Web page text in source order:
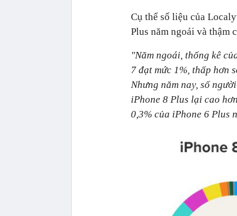
Cụ thể số liệu của
Plus năm ngoái và thậm
"Năm ngoái, thống kê
7 đạt mức 1%, thấp hơn
Nhưng năm nay, số
iPhone 8 Plus lại cao
0,3% của iPhone 6 Plus